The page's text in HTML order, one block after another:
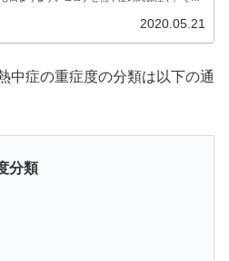
2020.05.21
中症の重症度の分類は以下の通
分類